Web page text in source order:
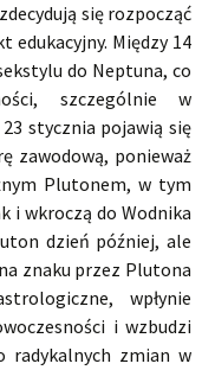
się rozpocząć
Między 14
do Neptuna, co
szczególnie w
23 stycznia pojawią się
zawodową, ponieważ
Plutonem, w tym
i wkroczą do Wodnika
dzień później, ale
znaku przez Plutona
wpłynie
i wzbudzi
radykalnych zmian w